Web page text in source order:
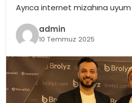
DÜNYA
OTOMOBIL
Ayrıca internet mizahına
admin
10 Temmuz 2025